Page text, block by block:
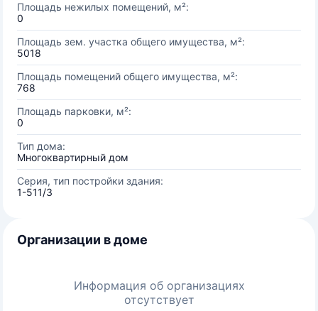
Площадь нежилых помещений, м²:
0
Площадь зем. участка общего имущества, м²:
5018
Площадь помещений общего имущества, м²:
768
Площадь парковки, м²:
0
Тип дома:
Многоквартирный дом
Серия, тип постройки здания:
1-511/3
Организации в доме
Информация об организациях
отсутствует